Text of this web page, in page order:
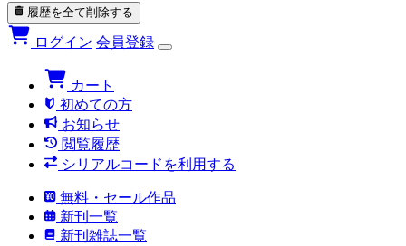
履歴を全て削除する
ログイン 会員登録
カート
初めての方
お知らせ
閲覧履歴
シリアルコードを利用する
無料・セール作品
新刊一覧
新刊雑誌一覧